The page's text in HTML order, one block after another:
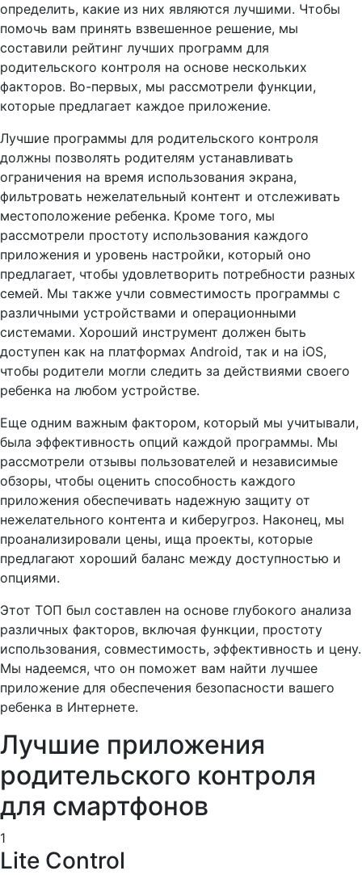
определить, какие из них являются лучшими. Чтобы
помочь вам принять взвешенное решение, мы
составили рейтинг лучших программ для
родительского контроля на основе нескольких
факторов. Во-первых, мы рассмотрели функции,
которые предлагает каждое приложение.
Лучшие программы для родительского контроля
должны позволять родителям устанавливать
ограничения на время использования экрана,
фильтровать нежелательный контент и отслеживать
местоположение ребенка. Кроме того, мы
рассмотрели простоту использования каждого
приложения и уровень настройки, который оно
предлагает, чтобы удовлетворить потребности разных
семей. Мы также учли совместимость программы с
различными устройствами и операционными
системами. Хороший инструмент должен быть
доступен как на платформах Android, так и на iOS,
чтобы родители могли следить за действиями своего
ребенка на любом устройстве.
Еще одним важным фактором, который мы учитывали,
была эффективность опций каждой программы. Мы
рассмотрели отзывы пользователей и независимые
обзоры, чтобы оценить способность каждого
приложения обеспечивать надежную защиту от
нежелательного контента и киберугроз. Наконец, мы
проанализировали цены, ища проекты, которые
предлагают хороший баланс между доступностью и
опциями.
Этот ТОП был составлен на основе глубокого анализа
различных факторов, включая функции, простоту
использования, совместимость, эффективность и цену.
Мы надеемся, что он поможет вам найти лучшее
приложение для обеспечения безопасности вашего
ребенка в Интернете.
Лучшие приложения
родительского контроля
для смартфонов
1
Lite Control